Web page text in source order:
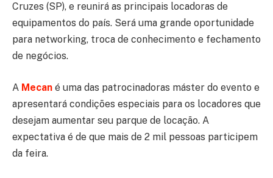
Cruzes (SP), e reunirá as principais locadoras de
equipamentos do país. Será uma grande oportunidade
para networking, troca de conhecimento e fechamento
de negócios.
A Mecan é uma das patrocinadoras máster do evento e
apresentará condições especiais para os locadores que
desejam aumentar seu parque de locação. A
expectativa é de que mais de 2 mil pessoas participem
da feira.